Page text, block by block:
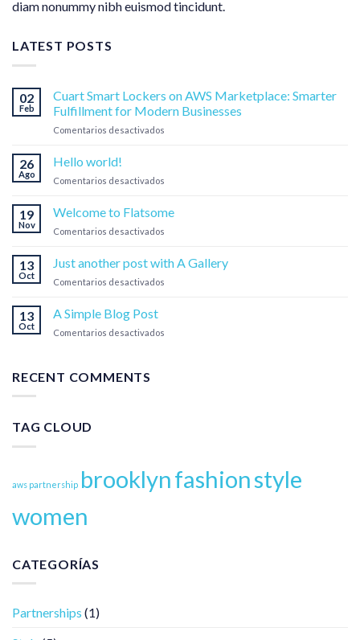
diam nonummy nibh euismod tincidunt.
LATEST POSTS
02
Feb
Cuart Smart Lockers on AWS Marketplace: Smarter
Fulfillment for Modern Businesses
Comentarios desactivados
Marketplace:
Modern
26
Ago
Hello world!
Comentarios desactivados
19
Nov
Welcome to Flatsome
Comentarios desactivados
to
Flatsome
13
Oct
Just another post with A Gallery
Comentarios desactivados
13
Oct
A Simple Blog Post
Comentarios desactivados
RECENT COMMENTS
TAG CLOUD
aws partnership brooklynfashionstyle
women
CATEGORÍAS
Partnerships (1)